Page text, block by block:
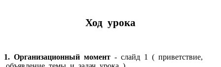
Ход урока
1. Организационный момент - слайд 1 ( приветствие,